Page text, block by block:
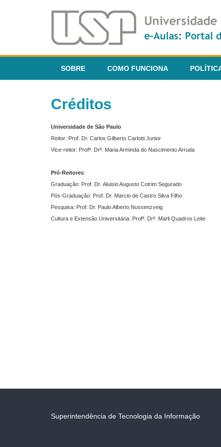
SOBRE COMO FUNCIONA
Créditos
Universidade de São Paulo
Reitor: Prof. Dr. Carlos Gilberto Carlotti Junior
Vice-reitor: Profª. Drª. Maria Arminda do Nascimento Arruda
Pró-Reitores
Graduação: Prof. Dr. Aluisio Augusto Cotrim Segurado
Pós-Graduação: Prof. Dr. Marcio de Castro Silva Filho
Pesquisa: Prof. Dr. Paulo Alberto Nussenzveig
Cultura e Extensão Universitária: Profª. Drª. Marli Quadros Leite
Superintendência de Tecnologia da Informação